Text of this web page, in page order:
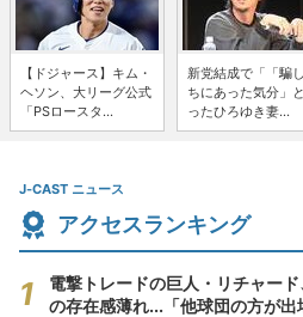
【ドジャース】キム・
ヘソン、大リーグ公式
「PSロースタ...
新党結成で「「騙
ちにあった気分」
ったひろゆき妻...
J-CAST ニュース
アクセスランキング
電撃トレードの巨人・リチャー
の存在感薄れ...「他球団の方が